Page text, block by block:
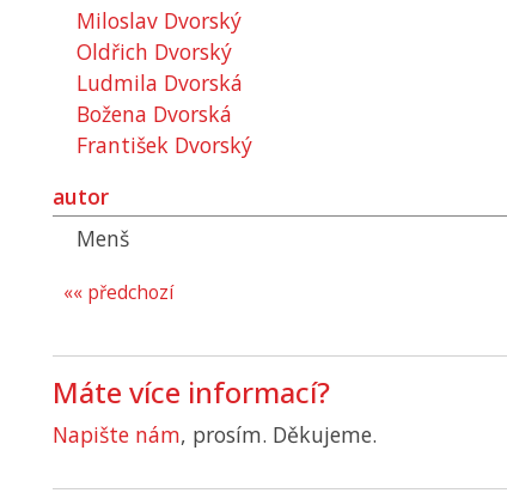
Miloslav Dvorský
Oldřich Dvorský
Ludmila Dvorská
Božena Dvorská
František Dvorský
autor
Menš
«« předchozí
Máte více informací?
Napište nám, prosím. Děkujeme.